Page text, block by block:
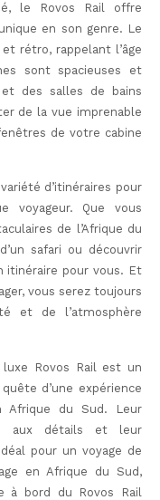
le Rovos Rail offre
en son genre. Le
rétro, rappelant l’âge
sont spacieuses et
des salles de bains
de la vue imprenable
de votre cabine
d’itinéraires pour
voyageur. Que vous
de l’Afrique du
safari ou découvrir
itinéraire pour vous. Et
vous serez toujours
et de l’atmosphère
Rovos Rail est un
d’une expérience
Afrique du Sud. Leur
aux détails et leur
pour un voyage de
en Afrique du Sud,
à bord du Rovos Rail